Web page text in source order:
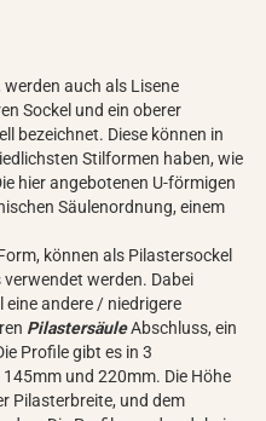
werden auch als Lisene
Sockel und ein oberer
bezeichnet. Diese können in
Stilformen haben, wie
hier angebotenen U-förmigen
Säulenordnung, einem
können als Pilastersockel
werden. Dabei
eine andere / niedrigere
PilastersäuleAbschluss, ein
Profile gibt es in 3
und 220mm. Die Höhe
Pilasterbreite, und dem